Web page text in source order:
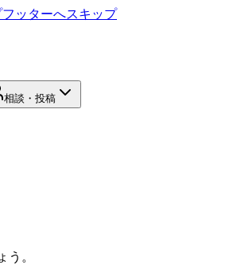
フッターへスキップ
相談・投稿
う。